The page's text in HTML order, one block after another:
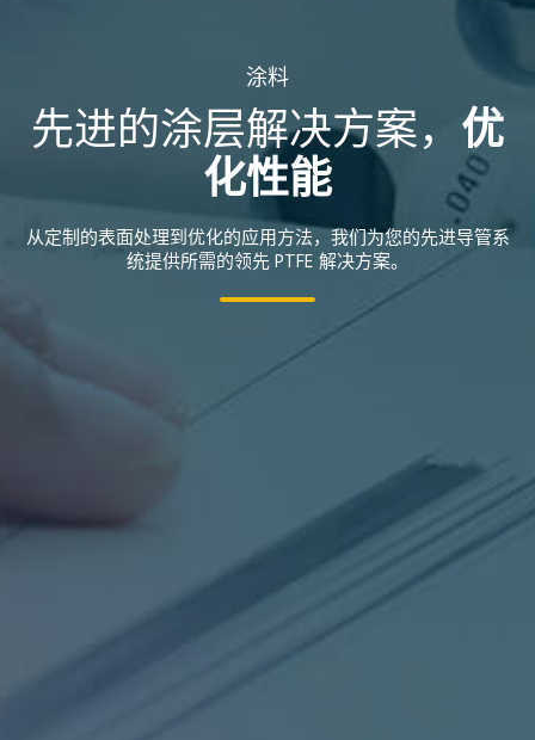
涂料
先进的涂层解决方案， 优
化性能
从定制的表面处理到优化的应用方法，我们为您的先进导管系
统提供所需的领先 PTFE 解决方案。